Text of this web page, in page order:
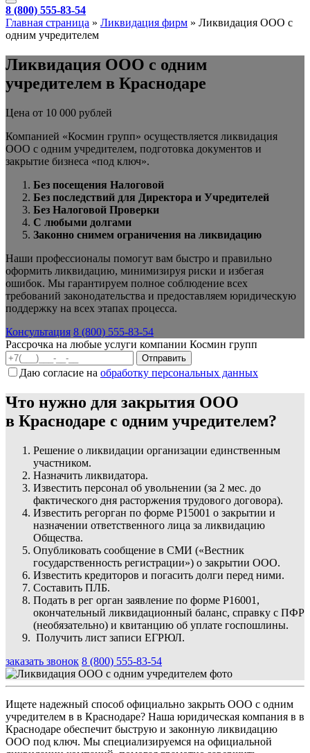
8 (800) 555-83-54
Главная страница » Ликвидация фирм » Ликвидация ООО с
одним учредителем
Ликвидация ООО с одним
учредителем в Краснодаре
Цена от 10 000 рублей
Компанией «Космин групп» осуществляется ликвидация
ООО с одним учредителем, подготовка документов и
закрытие бизнеса «под ключ».
Без посещения Налоговой
Без последствий для Директора и Учредителей
Без Налоговой Проверки
С любыми долгами
Законно снимем ограничения на ликвидацию
Наши профессионалы помогут вам быстро и правильно
оформить ликвидацию, минимизируя риски и избегая
ошибок. Мы гарантируем полное соблюдение всех
требований законодательства и предоставляем юридическую
поддержку на всех этапах процесса.
Консультация 8 (800) 555-83-54
Рассрочка на любые услуги компании Космин групп
Даю согласие на обработку персональных данных
Что нужно для закрытия ООО
в Краснодаре с одним учредителем?
Решение о ликвидации организации единственным
участником.
Назначить ликвидатора.
Известить персонал об увольнении (за 2 мес. до
фактического дня расторжения трудового договора).
Известить регорган по форме Р15001 о закрытии и
назначении ответственного лица за ликвидацию
Общества.
Опубликовать сообщение в СМИ («Вестник
государственность регистрации») о закрытии ООО.
Известить кредиторов и погасить долги перед ними.
Составить ПЛБ.
Подать в рег орган заявление по форме Р16001,
окончательный ликвидационный баланс, справку с ПФР
(необязательно) и квитанцию об уплате госпошлины.
Получить лист записи ЕГРЮЛ.
заказать звонок 8 (800) 555-83-54
Ищете надежный способ официально закрыть ООО с одним
учредителем в в Краснодаре? Наша юридическая компания в в
Краснодаре обеспечит быструю и законную ликвидацию
ООО под ключ. Мы специализируемся на официальной